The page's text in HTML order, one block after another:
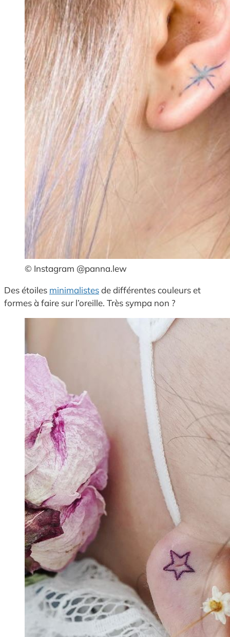
© Instagram @panna.lew
Des étoiles minimalistesde différentes couleurs et
formes à faire sur l’oreille. Très sympa non ?